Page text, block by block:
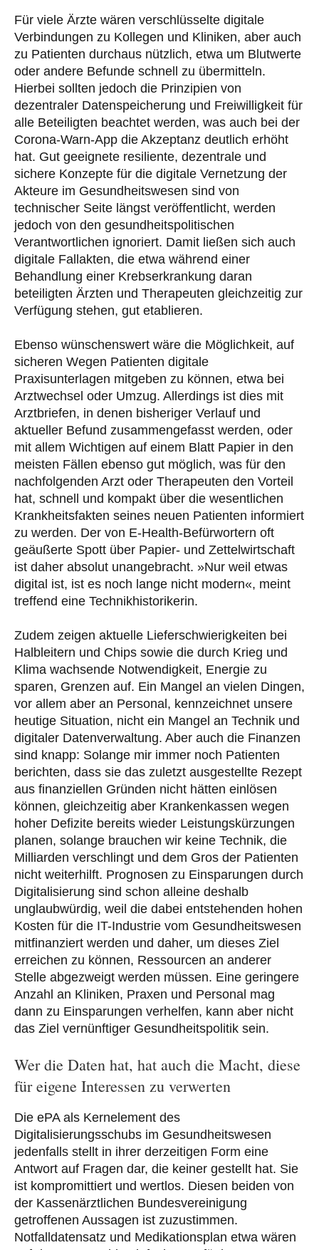
Für viele Ärzte wären verschlüsselte digitale
Verbindungen zu Kollegen und Kliniken, aber auch
zu Patienten durchaus nützlich, etwa um Blutwerte
oder andere Befunde schnell zu übermitteln.
Hierbei sollten jedoch die Prinzipien von
dezentraler Datenspeicherung und Freiwilligkeit für
alle Beteiligten beachtet werden, was auch bei der
Corona-Warn-App die Akzeptanz deutlich erhöht
hat. Gut geeignete resiliente, dezentrale und
sichere Konzepte für die digitale Vernetzung der
Akteure im Gesundheitswesen sind von
technischer Seite längst veröffentlicht, werden
jedoch von den gesundheitspolitischen
Verantwortlichen ignoriert. Damit ließen sich auch
digitale Fallakten, die etwa während einer
Behandlung einer Krebserkrankung daran
beteiligten Ärzten und Therapeuten gleichzeitig zur
Verfügung stehen, gut etablieren.
Ebenso wünschenswert wäre die Möglichkeit, auf
sicheren Wegen Patienten digitale
Praxisunterlagen mitgeben zu können, etwa bei
Arztwechsel oder Umzug. Allerdings ist dies mit
Arztbriefen, in denen bisheriger Verlauf und
aktueller Befund zusammengefasst werden, oder
mit allem Wichtigen auf einem Blatt Papier in den
meisten Fällen ebenso gut möglich, was für den
nachfolgenden Arzt oder Therapeuten den Vorteil
hat, schnell und kompakt über die wesentlichen
Krankheitsfakten seines neuen Patienten informiert
zu werden. Der von E-Health-Befürwortern oft
geäußerte Spott über Papier- und Zettelwirtschaft
ist daher absolut unangebracht. »Nur weil etwas
digital ist, ist es noch lange nicht modern«, meint
treffend eine Technikhistorikerin.
Zudem zeigen aktuelle Lieferschwierigkeiten bei
Halbleitern und Chips sowie die durch Krieg und
Klima wachsende Notwendigkeit, Energie zu
sparen, Grenzen auf. Ein Mangel an vielen Dingen,
vor allem aber an Personal, kennzeichnet unsere
heutige Situation, nicht ein Mangel an Technik und
digitaler Datenverwaltung. Aber auch die Finanzen
sind knapp: Solange mir immer noch Patienten
berichten, dass sie das zuletzt ausgestellte Rezept
aus finanziellen Gründen nicht hätten einlösen
können, gleichzeitig aber Krankenkassen wegen
hoher Defizite bereits wieder Leistungskürzungen
planen, solange brauchen wir keine Technik, die
Milliarden verschlingt und dem Gros der Patienten
nicht weiterhilft. Prognosen zu Einsparungen durch
Digitalisierung sind schon alleine deshalb
unglaubwürdig, weil die dabei entstehenden hohen
Kosten für die IT-Industrie vom Gesundheitswesen
mitfinanziert werden und daher, um dieses Ziel
erreichen zu können, Ressourcen an anderer
Stelle abgezweigt werden müssen. Eine geringere
Anzahl an Kliniken, Praxen und Personal mag
dann zu Einsparungen verhelfen, kann aber nicht
das Ziel vernünftiger Gesundheitspolitik sein.
Wer die Daten hat, hat auch die Macht, diese
für eigene Interessen zu verwerten
Die ePA als Kernelement des
Digitalisierungsschubs im Gesundheitswesen
jedenfalls stellt in ihrer derzeitigen Form eine
Antwort auf Fragen dar, die keiner gestellt hat. Sie
ist kompromittiert und wertlos. Diesen beiden von
der Kassenärztlichen Bundesvereinigung
getroffenen Aussagen ist zuzustimmen.
Notfalldatensatz und Medikationsplan etwa wären